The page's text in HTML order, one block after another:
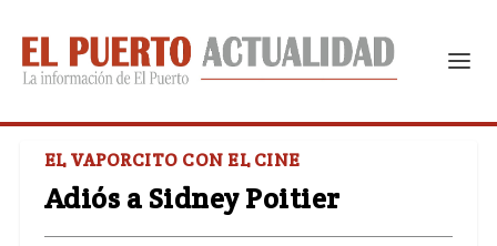
EL VAPORCITO CON EL CINE
Adiós a Sidney Poitier